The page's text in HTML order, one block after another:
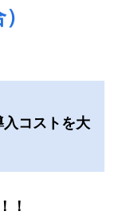
コストを大
！